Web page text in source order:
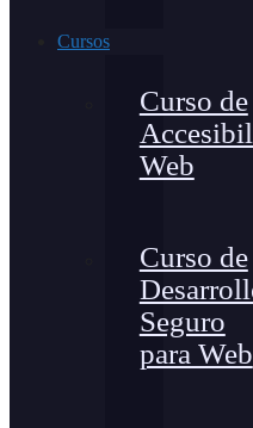
Cursos
Curso de
Web
Curso de
Seguro
para Web